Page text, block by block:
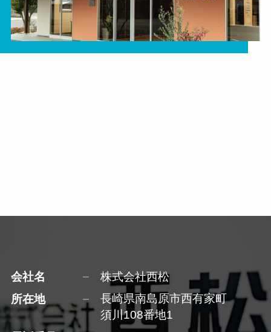
会社名
株式会社西松
所在地
長崎県南島原市西有家町
須川108番地1